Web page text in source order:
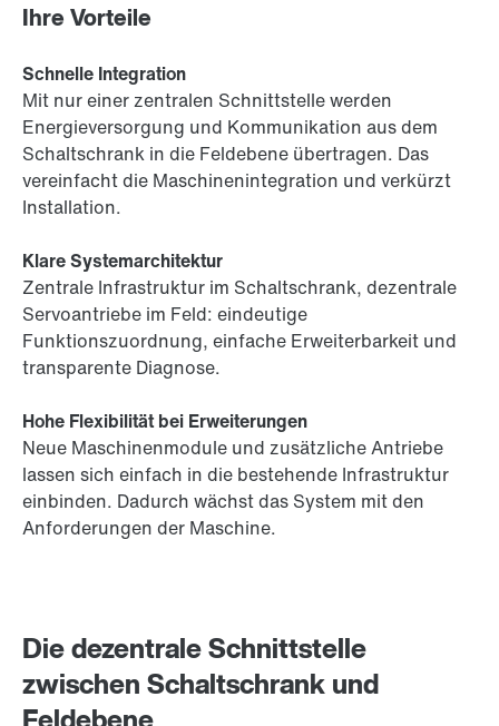
Die dezentrale Schnittstelle
zwischen Schaltschrank und
Ihre Vorteile
Schnelle Integration
Mit nur einer zentralen Schnittstelle werden
Energieversorgung und Kommunikation aus dem
Schaltschrank in die Feldebene übertragen. Das
vereinfacht die Maschinenintegration und verkürzt
Installation.
Klare Systemarchitektur
Zentrale Infrastruktur im Schaltschrank, dezentrale
Servoantriebe im Feld: eindeutige
Funktionszuordnung, einfache Erweiterbarkeit und
transparente Diagnose.
Hohe Flexibilität bei Erweiterungen
Neue Maschinenmodule und zusätzliche Antriebe
lassen sich einfach in die bestehende Infrastruktur
einbinden. Dadurch wächst das System mit den
Anforderungen der Maschine.